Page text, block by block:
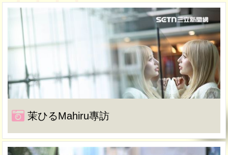
茉ひるMahiru專訪